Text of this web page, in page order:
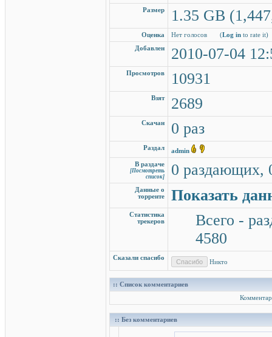
Размер 1.35 GB
Оценка Нет голосов (Log in to rate it)
Добавлен
2010-07-04
Просмотров 10931
Взят 2689
Скачан 0 раз
Раздал
admin
В раздаче
[Посмотреть
список]
0 раздающих,
Данные о
торренте
Показать
Статистика
трекеров
Всего -
4580
Сказали спасибо
Никто
:: Список комментариев
:: Без комментариев